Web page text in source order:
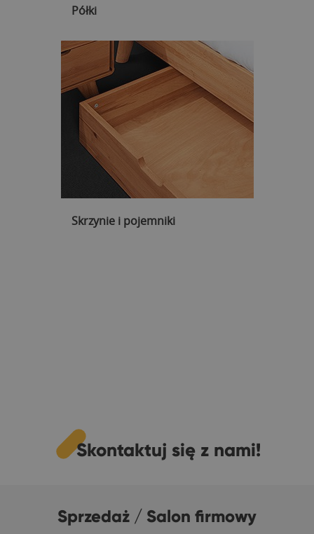
Półki
Skrzynie i pojemniki
Skontaktuj się z nami!
Sprzedaż / Salon firmowy